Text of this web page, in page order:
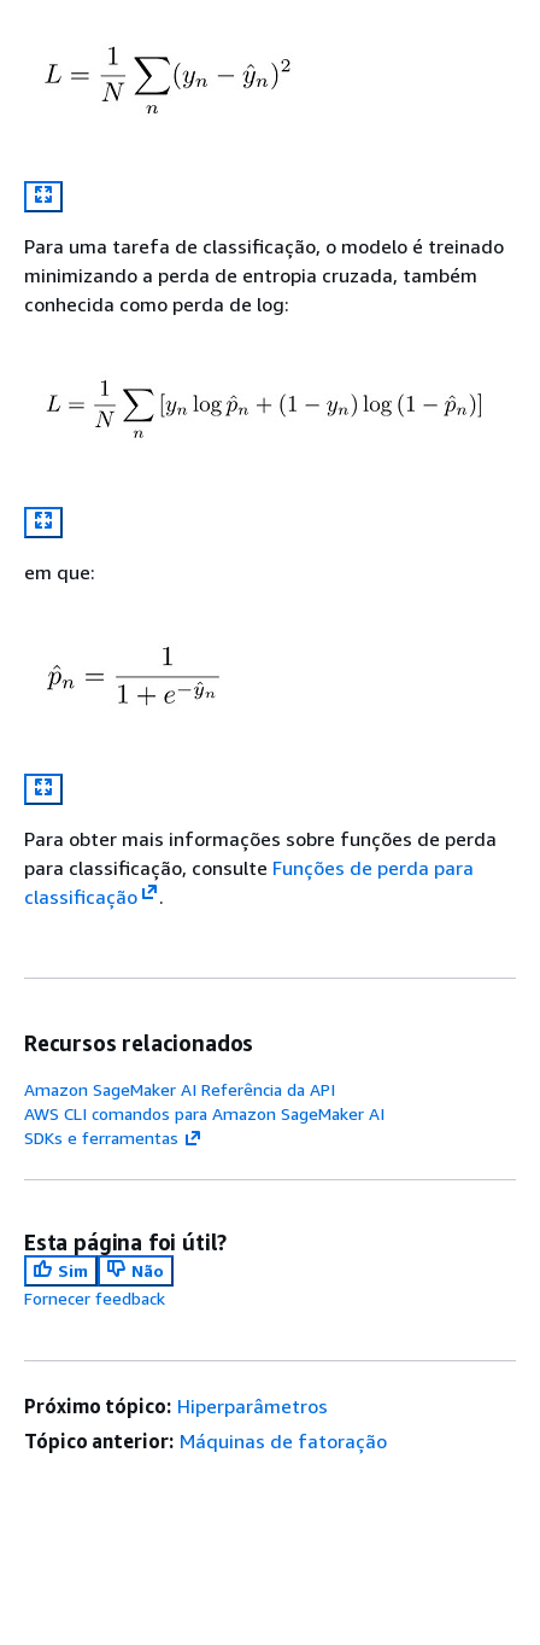
Para uma tarefa de classificação, o modelo é treinado
minimizando a perda de entropia cruzada, também
conhecida como perda de log:
em que:
Para obter mais informações sobre funções de perda
para classificação, consulte Funções de perda para
classificação
.
Recursos relacionados
Amazon SageMaker AI Referência da API
AWS CLI comandos para Amazon SageMaker AI
SDKs e ferramentas
Esta página foi útil?
Sim
Não
Fornecer feedback
Próximo tópico: Hiperparâmetros
Tópico anterior: Máquinas de fatoração